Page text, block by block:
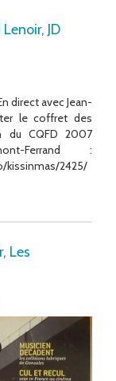
JD
direct avec Jean-
le coffret des
du CQFD 2007
Ferrand :
kissinmas/2425/
Les